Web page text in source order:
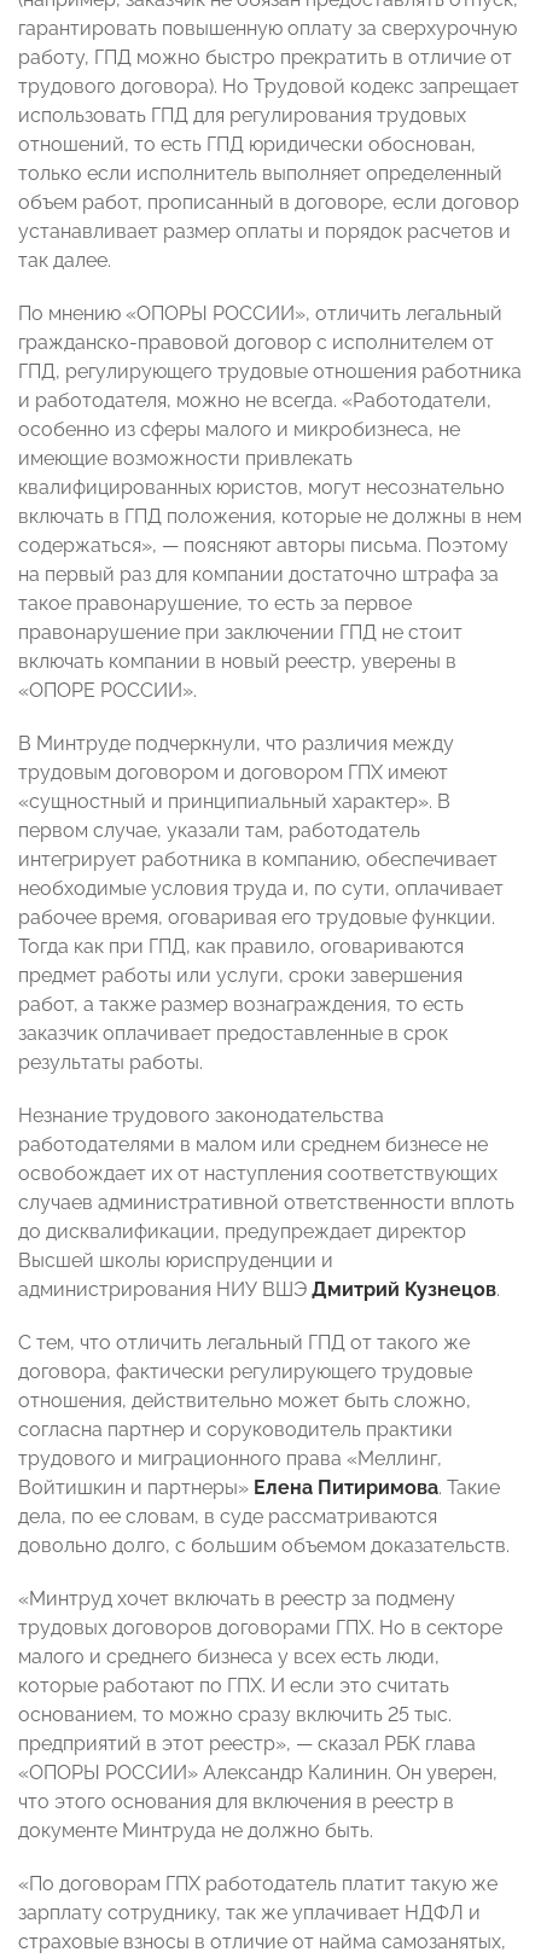
гарантировать повышенную оплату за сверхурочную
работу, ГПД можно быстро прекратить в отличие от
трудового договора). Но Трудовой кодекс запрещает
использовать ГПД для регулирования трудовых
отношений, то есть ГПД юридически обоснован,
только если исполнитель выполняет определенный
объем работ, прописанный в договоре, если договор
устанавливает размер оплаты и порядок расчетов и
так далее.
По мнению «ОПОРЫ РОССИИ», отличить легальный
гражданско-правовой договор с исполнителем от
ГПД, регулирующего трудовые отношения работника
и работодателя, можно не всегда. «Работодатели,
особенно из сферы малого и микробизнеса, не
имеющие возможности привлекать
квалифицированных юристов, могут несознательно
включать в ГПД положения, которые не должны в нем
содержаться», — поясняют авторы письма. Поэтому
на первый раз для компании достаточно штрафа за
такое правонарушение, то есть за первое
правонарушение при заключении ГПД не стоит
включать компании в новый реестр, уверены в
«ОПОРЕ РОССИИ».
В Минтруде подчеркнули, что различия между
трудовым договором и договором ГПХ имеют
«сущностный и принципиальный характер». В
первом случае, указали там, работодатель
интегрирует работника в компанию, обеспечивает
необходимые условия труда и, по сути, оплачивает
рабочее время, оговаривая его трудовые функции.
Тогда как при ГПД, как правило, оговариваются
предмет работы или услуги, сроки завершения
работ, а также размер вознаграждения, то есть
заказчик оплачивает предоставленные в срок
результаты работы.
Незнание трудового законодательства
работодателями в малом или среднем бизнесе не
освобождает их от наступления соответствующих
случаев административной ответственности вплоть
до дисквалификации, предупреждает директор
Высшей школы юриспруденции и
администрирования НИУ ВШЭ Дмитрий Кузнецов.
С тем, что отличить легальный ГПД от такого же
договора, фактически регулирующего трудовые
отношения, действительно может быть сложно,
согласна партнер и соруководитель практики
трудового и миграционного права «Меллинг,
Войтишкин и партнеры» Елена Питиримова. Такие
дела, по ее словам, в суде рассматриваются
довольно долго, с большим объемом доказательств.
«Минтруд хочет включать в реестр за подмену
трудовых договоров договорами ГПХ. Но в секторе
малого и среднего бизнеса у всех есть люди,
которые работают по ГПХ. И если это считать
основанием, то можно сразу включить 25 тыс.
предприятий в этот реестр», — сказал РБК глава
«ОПОРЫ РОССИИ» Александр Калинин. Он уверен,
что этого основания для включения в реестр в
документе Минтруда не должно быть.
«По договорам ГПХ работодатель платит такую же
зарплату сотруднику, так же уплачивает НДФЛ и
страховые взносы в отличие от найма самозанятых,